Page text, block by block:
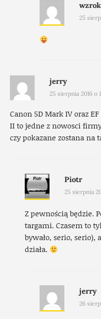
25
jerry
25 sierpnia 2016 o
Canon 5D Mark IV oraz EF
II to jedne z nowosci
czy pokazane zostana na
Piotr
25 sierpnia
Z pewnością będzie.
targami. Czasem to
bywało, serio,
działa.
jerry
26